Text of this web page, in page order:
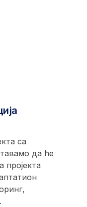
са
да ће
пројекта